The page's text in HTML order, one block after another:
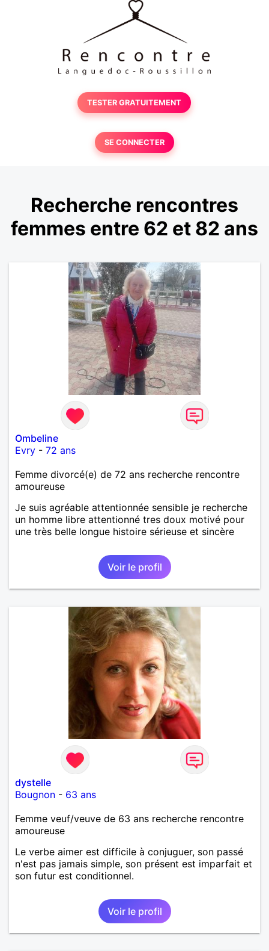
TESTER GRATUITEMENT
SE CONNECTER
Recherche rencontres
femmes entre 62 et 82 ans
Ombeline
Evry - 72 ans
Femme divorcé(e) de 72 ans recherche rencontre
amoureuse
Je suis agréable attentionnée sensible je recherche
un homme libre attentionné tres doux motivé pour
une très belle longue histoire sérieuse et sincère
Voir le profil
dystelle
Bougnon - 63 ans
Femme veuf/veuve de 63 ans recherche rencontre
amoureuse
Le verbe aimer est difficile à conjuguer, son passé
n'est pas jamais simple, son présent est imparfait et
son futur est conditionnel.
Voir le profil